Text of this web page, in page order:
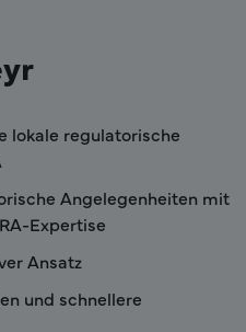
lokale regulatorische
Angelegenheiten mit
Expertise
Ansatz
und schnellere